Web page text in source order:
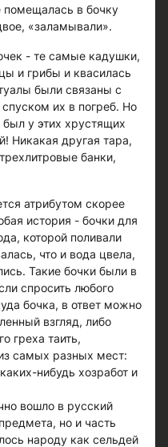
помещалась в бочку
«заламывали».
- те самые кадушки,
и грибы и квасилась
были связаны с
спуском их в погреб. Но
у этих хрустящих
Никакая другая тара,
банки,
атрибутом скорее
история - бочки для
которой поливали
что и вода цвела,
Такие бочки были в
спросить любого
бочка, в ответ можно
взгляд, либо
греха таить,
самых разных мест:
нибудь хозработ и
вошло в русский
но и часть
народу как сельдей